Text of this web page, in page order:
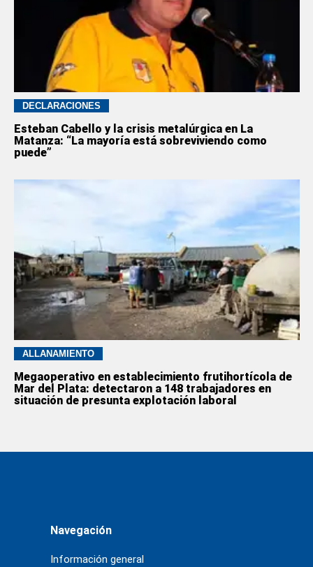
DECLARACIONES
Esteban Cabello y la crisis metalúrgica en La
Matanza: “La mayoría está sobreviviendo como
puede”
ALLANAMIENTO
Megaoperativo en establecimiento frutihortícola de
Mar del Plata: detectaron a 148 trabajadores en
situación de presunta explotación laboral
Navegación
Información general